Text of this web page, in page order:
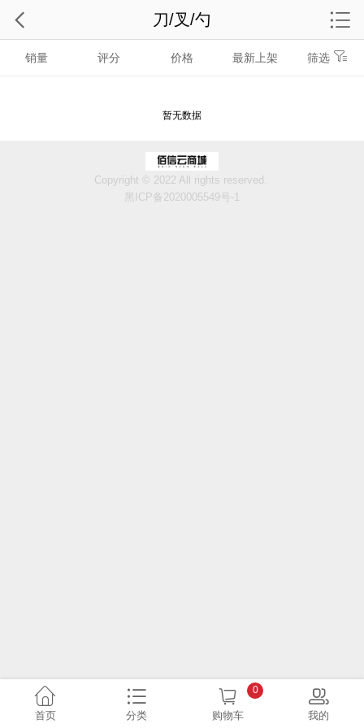
销量 评分 价格 最新上架 筛选
暂无数据
刀/叉/勺
Copyright © 2022 All rights reserved.
黑ICP备2020005549号-1
首页 分类 购物车
0
我的